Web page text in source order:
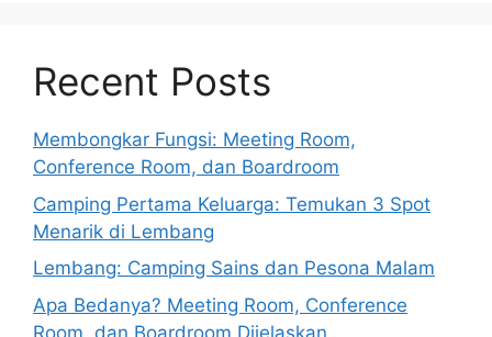
Recent Posts
Membongkar Fungsi: Meeting Room,
Conference Room, dan Boardroom
Camping Pertama Keluarga: Temukan 3 Spot
Menarik di Lembang
Lembang: Camping Sains dan Pesona Malam
Apa Bedanya? Meeting Room, Conference
Room, dan Boardroom Dijelaskan